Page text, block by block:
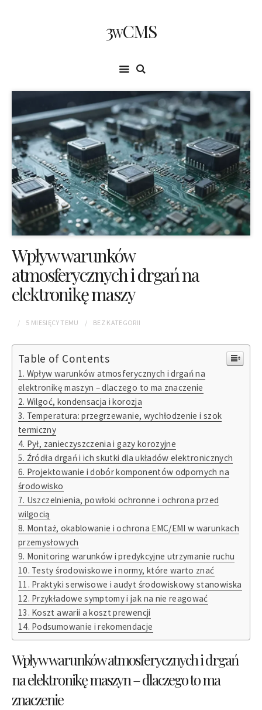
3wCMS
Wpływ warunków
atmosferycznych i drgań na
elektronikę maszy
5 MIESIĘCYTEMU BEZ KATEGORII
Table of Contents
Wpływ warunków atmosferycznych i drgań na
elektronikę maszyn – dlaczego to ma znaczenie
Wilgoć, kondensacja i korozja
Temperatura: przegrzewanie, wychłodzenie i szok
termiczny
Pył, zanieczyszczenia i gazy korozyjne
Źródła drgań i ich skutki dla układów elektronicznych
Projektowanie i dobór komponentów odpornych na
środowisko
Uszczelnienia, powłoki ochronne i ochrona przed
wilgocią
Montaż, okablowanie i ochrona EMC/EMI w warunkach
przemysłowych
Monitoring warunków i predykcyjne utrzymanie ruchu
Testy środowiskowe i normy, które warto znać
Praktyki serwisowe i audyt środowiskowy stanowiska
Przykładowe symptomy i jak na nie reagować
Koszt awarii a koszt prewencji
Podsumowanie i rekomendacje
Wpływ warunków atmosferycznych i drgań
na elektronikę maszyn – dlaczego to ma
znaczenie